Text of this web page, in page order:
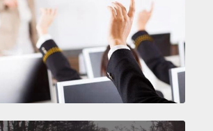
。通常乘客會跟我們說，或是他
we're always checking
one. And then we rate,